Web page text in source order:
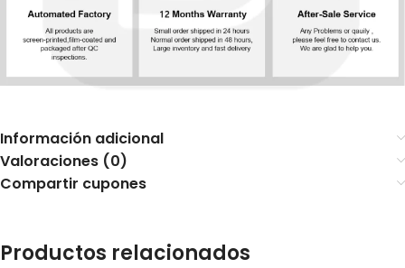
Información adicional
Valoraciones (0)
Compartir cupones
Productos relacionados